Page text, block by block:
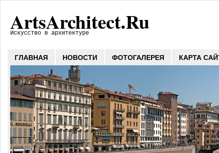
ArtsArchitect.Ru
Искусство в архитектуре
ГЛАВНАЯ НОВОСТИ ФОТОГАЛЕРЕЯ КАРТА